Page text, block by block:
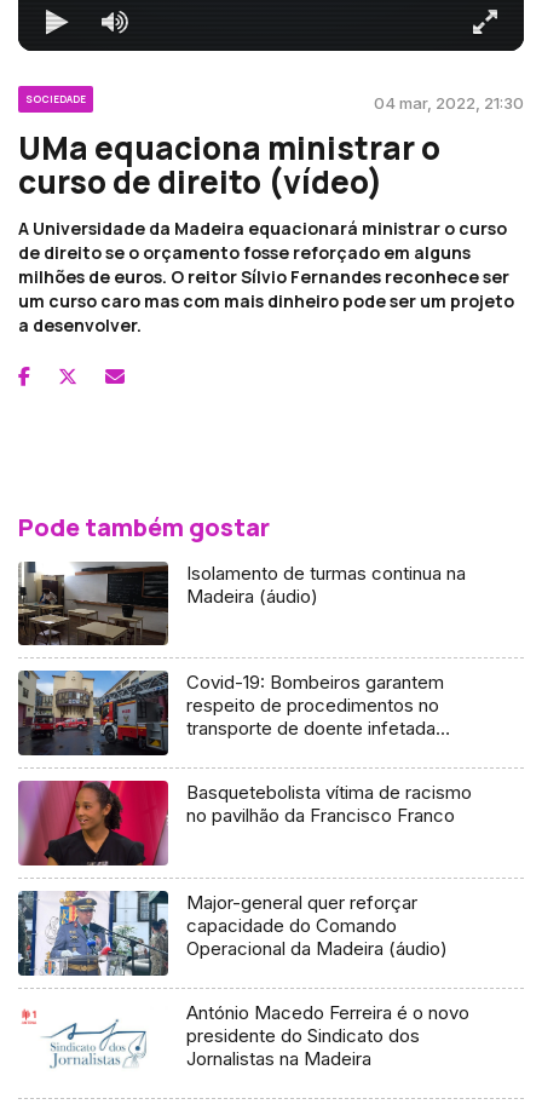
SOCIEDADE 04 mar, 2022, 21:30
UMa equaciona ministrar o
curso de direito (vídeo)
A Universidade da Madeira equacionará ministrar o curso
de direito se o orçamento fosse reforçado em alguns
milhões de euros. O reitor Sílvio Fernandes reconhece ser
um curso caro mas com mais dinheiro pode ser um projeto
a desenvolver.
Pode também gostar
Isolamento de turmas continua na
Madeira (áudio)
Covid-19: Bombeiros garantem
respeito de procedimentos no
transporte de doente infetada
Basquetebolista vítima de racismo
no pavilhão da Francisco Franco
Major-general quer reforçar
capacidade do Comando
Operacional da Madeira (áudio)
António Macedo Ferreira é o novo
presidente do Sindicato dos
Jornalistas na Madeira